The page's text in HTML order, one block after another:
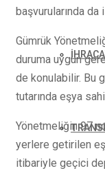
başvurularında
Gümrük
duruma uygun
de konulabilir. Bu
tutarında eşya
Yönetmeliğin 97
yerlere getirilen
itibariyle geçici